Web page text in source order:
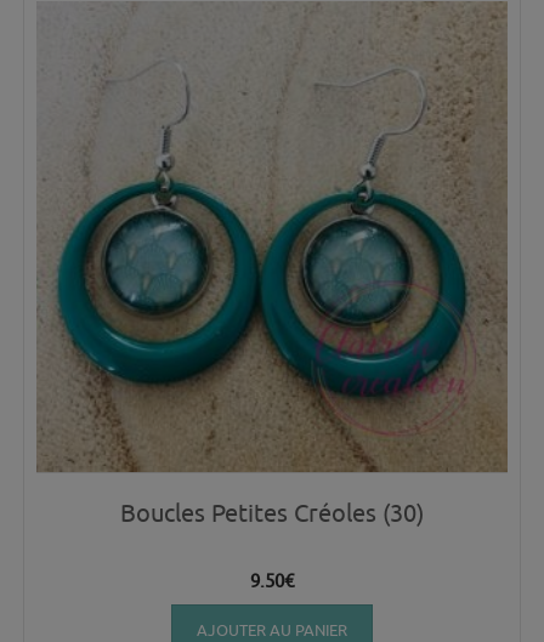
Boucles Petites Créoles (30)
9.50€
AJOUTER AU PANIER